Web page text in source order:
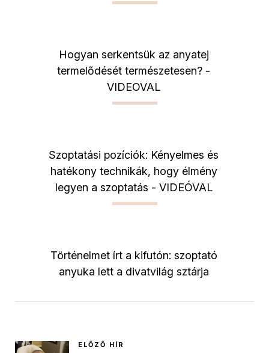
Hogyan serkentsük az anyatej
termelődését természetesen? -
VIDEOVAL
Szoptatási pozíciók: Kényelmes és
hatékony technikák, hogy élmény
legyen a szoptatás - VIDEÓVAL
Történelmet írt a kifutón: szoptató
anyuka lett a divatvilág sztárja
ELŐZŐ HÍR